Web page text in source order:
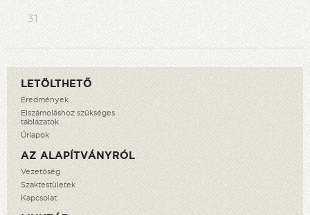
31
LETÖLTHETŐ
Eredmények
Elszámoláshoz szükséges
táblázatok
Űrlapok
AZ ALAPÍTVÁNYRÓL
Vezetőség
Szaktestületek
Kapcsolat